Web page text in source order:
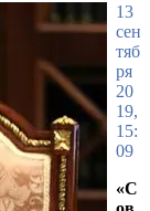
13
сен
тяб
ря
20
19,
15:
09
«С